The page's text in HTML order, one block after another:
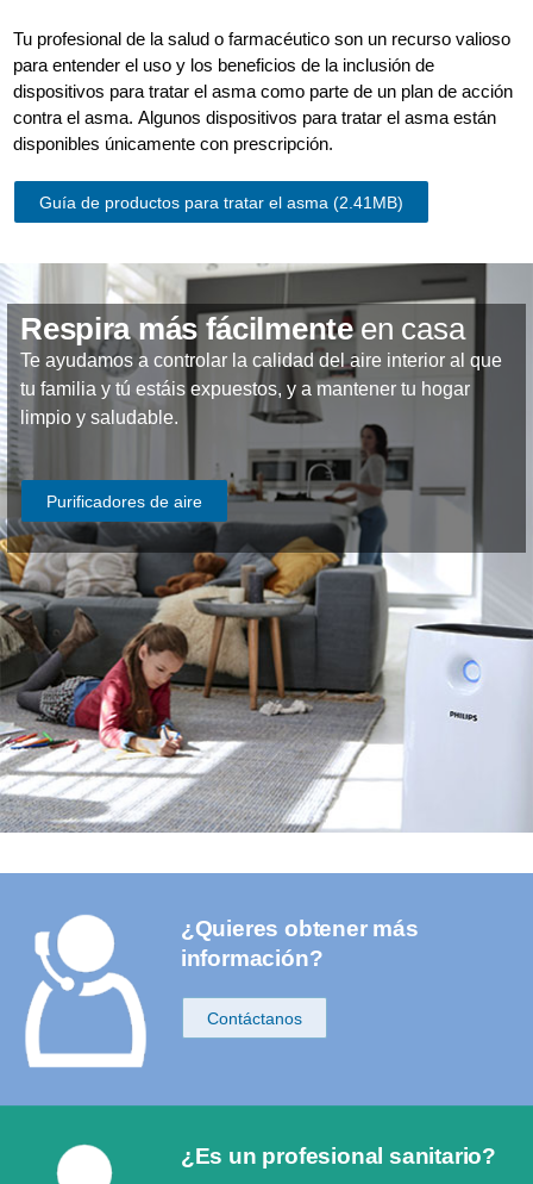
Tu profesional de la salud o farmacéutico son un recurso valioso
para entender el uso y los beneficios de la inclusión de
dispositivos para tratar el asma como parte de un plan de acción
contra el asma. Algunos dispositivos para tratar el asma están
disponibles únicamente con prescripción.
Guía de productos para tratar el asma (2.41MB)
Respira más fácilmenteen casa
Te ayudamos a controlar la calidad del aire interior al que
tu familia y tú estáis expuestos, y a mantener tu hogar
limpio y saludable.
Purificadores de aire
¿Quieres obtener más
información?
Contáctanos
¿Es un profesional sanitario?